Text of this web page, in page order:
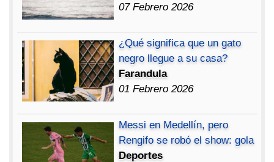
07 Febrero 2026
¿Qué significa que un gato
negro llegue a su casa?
Farandula
01 Febrero 2026
Messi en Medellín, pero
Rengifo se robó el show: gola
Deportes